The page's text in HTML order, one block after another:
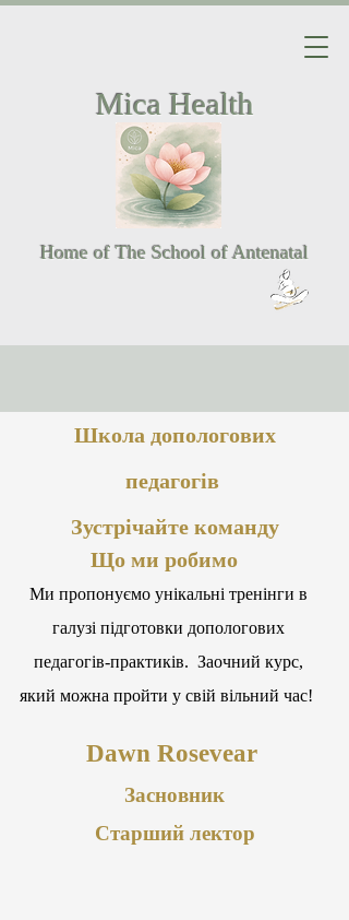
Mica Health
Home of The School of Antenatal
Що ми робимо
Ми пропонуємо унікальні тренінги в
галузі підготовки допологових
педагогів-практиків. Заочний курс,
який можна пройти у свій вільний час!
Школа допологових
педагогів
Зустрічайте команду
Dawn R​osevear
Засновник
Старший лектор